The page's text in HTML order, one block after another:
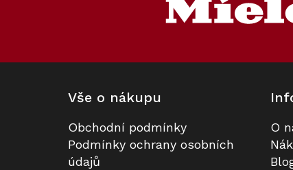
Sušička MIELE TWH 780 WP
EcoSpeed&9kg
Vůně do sušičky MIELE AQUA 12,5
ml
Vše o nákupu
Obchodní podmínky
Podmínky ochrany osobních
údajů
O